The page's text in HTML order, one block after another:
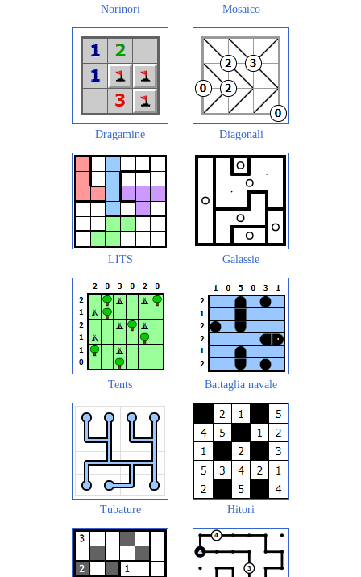
Norinori Mosaico
Dragamine Diagonali
LITS Galassie
Tents Battaglia navale
Tubature Hitori